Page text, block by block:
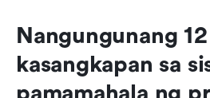
Nangungunang
kasangkapan sa